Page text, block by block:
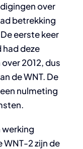
over
betrekking
eerste keer
deze
2012, dus
de WNT. De
nulmeting
werking
WNT-2 zijn de